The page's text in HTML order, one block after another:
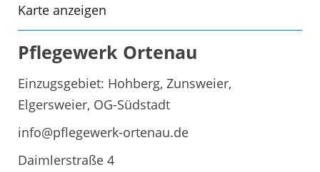
Karte anzeigen
Pflegewerk Ortenau
Einzugsgebiet: Hohberg, Zunsweier,
Elgersweier, OG-Südstadt
info@pflegewerk-ortenau.de
Daimlerstraße 4